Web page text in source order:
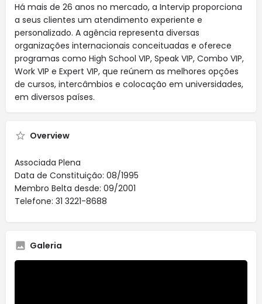
Há mais de 26 anos no mercado, a Intervip proporciona
a seus clientes um atendimento experiente e
personalizado. A agência representa diversas
organizações internacionais conceituadas e oferece
programas como High School VIP, Speak VIP, Combo VIP,
Work VIP e Expert VIP, que reúnem as melhores opções
de cursos, intercâmbios e colocação em universidades,
em diversos países.
Overview
Associada Plena
Data de Constituição: 08/1995
Membro Belta desde: 09/2001
Telefone: 31 3221-8688
Galeria